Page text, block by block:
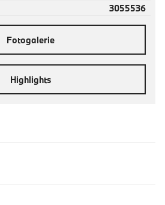
3055536
Fotogalerie
Highlights